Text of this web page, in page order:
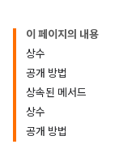
이 페이지의 내용
상수
공개 방법
상속된 메서드
상수
공개 방법